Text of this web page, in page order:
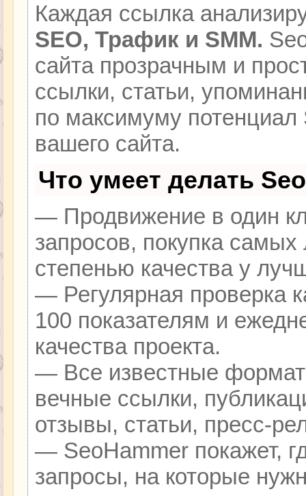
Каждая ссылка
SEO, Трафик и SMM.
сайта прозрачным и
ссылки, статьи,
по максимуму
вашего сайта.
Что умеет делать
— Продвижение в один
запросов, покупка
степенью качества у
— Регулярная проверка
100 показателям и
качества проекта.
— Все известные
вечные ссылки,
отзывы, статьи, пресс-
— SeoHammer покажет,
запросы, на которые